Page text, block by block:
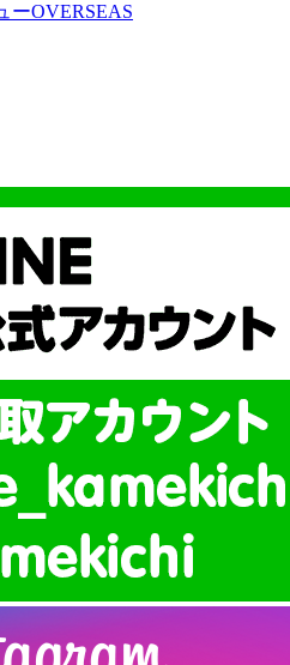
ーOVERSEAS